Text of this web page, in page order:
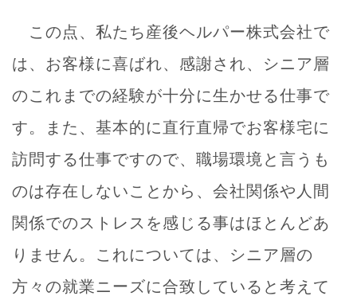
この点、私たち産後ヘルパー株式会社で
は、お客様に喜ばれ、感謝され、シニア層
のこれまでの経験が十分に生かせる仕事で
す。また、基本的に直行直帰でお客様宅に
訪問する仕事ですので、職場環境と言うも
のは存在しないことから、会社関係や人間
関係でのストレスを感じる事はほとんどあ
りません。これについては、シニア層の
方々の就業ニーズに合致していると考えて